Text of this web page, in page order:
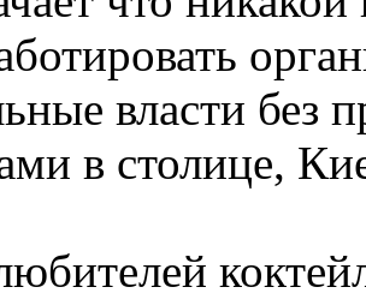
власти без
в столице,